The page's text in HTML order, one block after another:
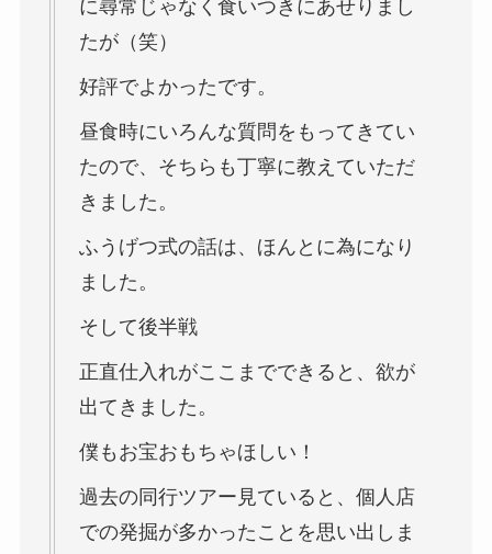
に尋常じゃなく食いつきにあせりまし
たが（笑）
好評でよかったです。
昼食時にいろんな質問をもってきてい
たので、そちらも丁寧に教えていただ
きました。
ふうげつ式の話は、ほんとに為になり
ました。
そして後半戦
正直仕入れがここまでできると、欲が
出てきました。
僕もお宝おもちゃほしい！
過去の同行ツアー見ていると、個人店
での発掘が多かったことを思い出しま